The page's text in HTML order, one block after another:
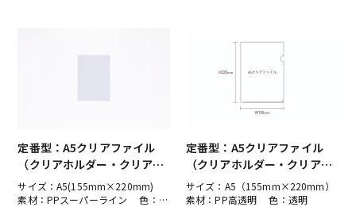
定番型：A5クリアファイル
（クリアホルダー・クリアフ
ォルダー）PPスーパーライン
サイズ：A5(155mm×220mm)
素材：PPスーパーライン 色：ライン透明
定番型：A5クリアファイル
（クリアホルダー・クリアフ
ォルダー）PP高透明
サイズ：A5（155mm×220mm）
素材：PP高透明 色：透明